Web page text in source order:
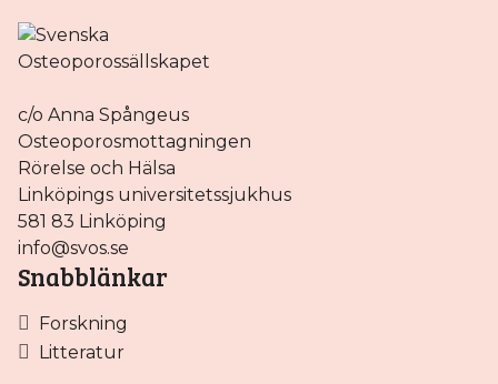
c/o Anna Spångeus
Osteoporosmottagningen
Rörelse och Hälsa
Linköpings universitetssjukhus
581 83 Linköping
info@svos.se
Snabblänkar
Forskning
Litteratur